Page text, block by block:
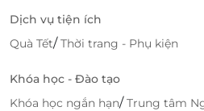
Dịch vụ tiện ích
Quà Tết/Thời trang - Phụ kiện
Khóa học - Đào tạo
Khóa học ngắn hạn/Trung tâm